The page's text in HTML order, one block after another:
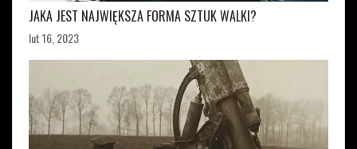
JAKA JEST NAJWIĘKSZA FORMA SZTUK WALKI?
lut 16, 2023